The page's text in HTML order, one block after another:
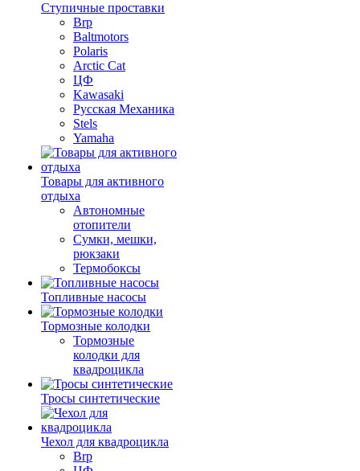
Ступичные проставки
Brp
Baltmotors
Polaris
Arctic Cat
ЦФ
Kawasaki
Русская Механика
Stels
Yamaha
Товары для активного
отдыха
Автономные
отопители
Сумки, мешки,
рюкзаки
Термобоксы
Топливные насосы
Тормозные колодки
Тормозные
колодки для
квадроцикла
Тросы синтетические
Чехол для квадроцикла
Brp